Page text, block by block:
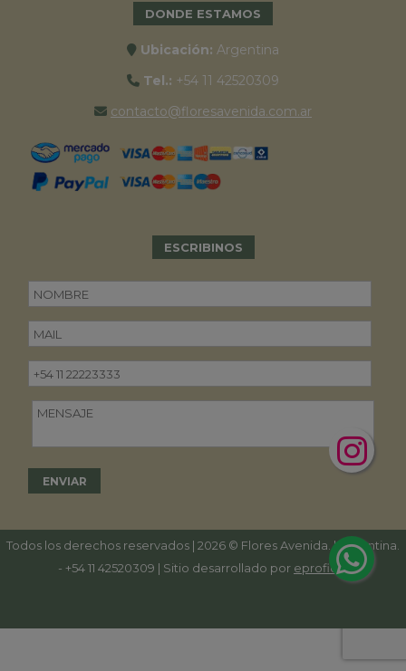
DONDE ESTAMOS
Ubicación: Argentina
Tel.: +54 11 42520309
contacto@floresavenida.com.ar
ESCRIBINOS
Todos los derechos reservados | 2026 © Flores Avenida. | Argentina.
- +54 11 42520309 | Sitio desarrollado por eproficio